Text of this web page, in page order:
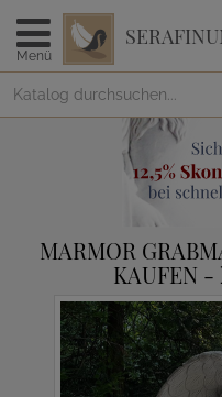
Menü
MARMOR
KAUFEN -